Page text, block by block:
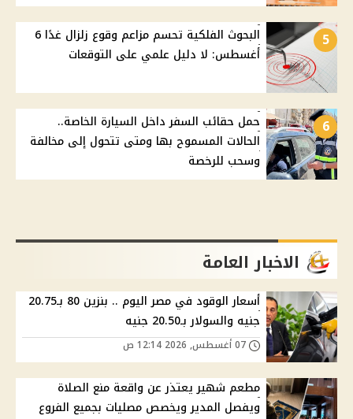
5
البحوث الفلكية تحسم مزاعم وقوع زلزال غدًا 6
أغسطس: لا دليل علمي على التوقعات
6
حمل حقائب السفر داخل السيارة الخاصة..
الحالات المسموح بها ومتى تتحول إلى مخالفة
وسحب للرخصة
الاخبار العامة
أسعار الوقود في مصر اليوم .. بنزين 80 بـ20.75
جنيه والسولار بـ20.50 جنيه
مطعم شهير يعتذر عن واقعة منع الصلاة
ويفصل المدير ويخصص مصليات بجميع الفروع